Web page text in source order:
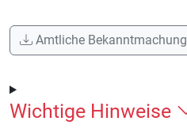
Amtliche Bekanntmachung
Wichtige Hinweise